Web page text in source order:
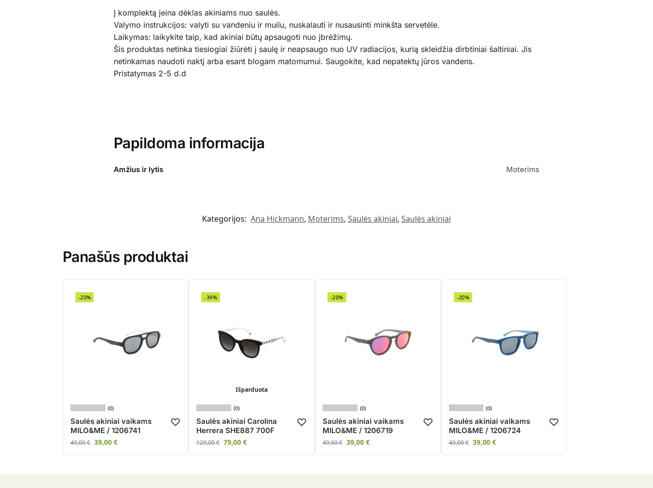
Į komplektą įeina dėklas akiniams nuo saulės.
Valymo instrukcijos: valyti su vandeniu ir muilu, nuskalauti ir nusausinti minkšta servetėle.
Laikymas: laikykite taip, kad akiniai būtų apsaugoti nuo įbrėžimų.
Šis produktas netinka tiesiogiai žiūrėti į saulę ir neapsaugo nuo UV radiacijos, kurią skleidžia dirbtiniai šaltiniai. Jis
netinkamas naudoti naktį arba esant blogam matomumui. Saugokite, kad nepatektų jūros vandens.
Pristatymas 2-5 d.d
Papildoma informacija
Amžius ir lytis Moterims
Kategorijos: Ana Hickmann, Moterims, Saulės akiniai, Saulės akiniai
Panašūs produktai
-20%
(0)
Saulės akiniai vaikams
MILO&ME / 1206741
49,00€ 39,00 €
-39%
Išparduota
(0)
Saulės akiniai Carolina
Herrera SHE887 700F
129,00€ 79,00€
-20%
(0)
Saulės akiniai vaikams
MILO&ME / 1206719
49,00€ 39,00 €
-20%
(0)
Saulės akiniai vaikams
MILO&ME / 1206724
49,00€ 39,00 €